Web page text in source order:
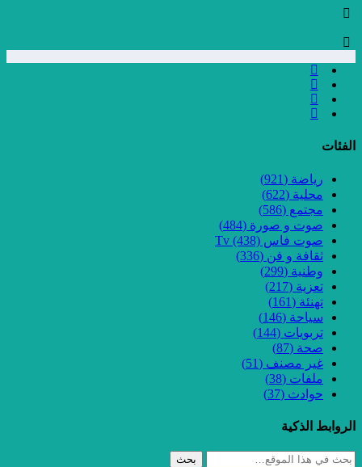
الفئات
رياضة (921)
محلية (622)
مجتمع (586)
صوت و صورة (484)
صوت فاس Tv (438)
ثقافة و فن (336)
وطنية (299)
تعزية (217)
تهنئة (161)
سياحة (146)
تربويات (144)
صحة (87)
غير مصنف (51)
ملفات (38)
حوادث (37)
الروابط الذكية
بحث